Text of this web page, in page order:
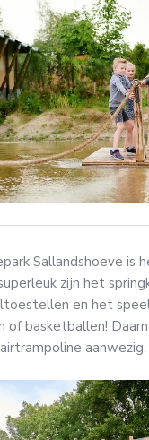
Sallandshoeve is
zijn het
en het
basketballen!